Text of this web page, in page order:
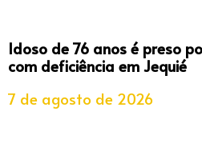
Idoso de 76 anos é preso
com deficiência em Jequié
7 de agosto de 2026